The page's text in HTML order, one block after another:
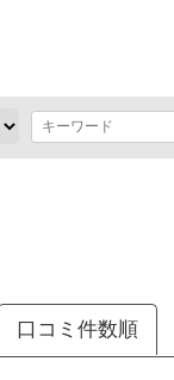
口コミ件数順